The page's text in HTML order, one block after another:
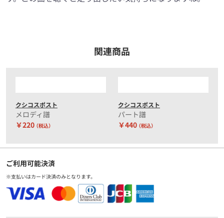
関連商品
クシコスポスト
メロディ譜
￥220（税込）
クシコスポスト
パート譜
￥440（税込）
ご利用可能決済
※支払いはカード決済のみとなります。